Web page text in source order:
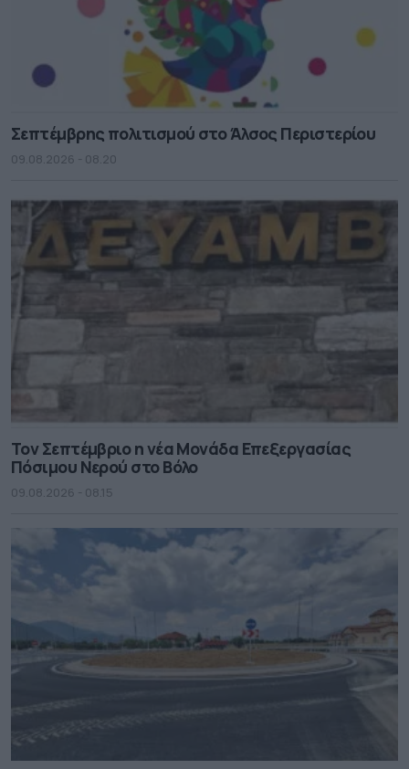
Σεπτέμβρης πολιτισμού στο Άλσος Περιστερίου
09.08.2026 - 08.20
Τον Σεπτέμβριο η νέα Μονάδα Επεξεργασίας
Πόσιμου Νερού στο Βόλο
09.08.2026 - 08.15